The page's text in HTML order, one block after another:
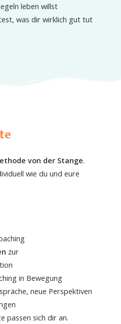
leben willst
was dir wirklich gut tut
von der Stange.
wie du und eure
zur
in Bewegung
neue Perspektiven
passen sich dir an.